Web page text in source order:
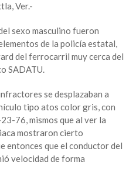
Ver.-
sexo masculino fueron
de la policía estatal,
del ferrocarril muy cerca del
SADATU.
se desplazaban a
tipo atos color gris, con
76, mismos que al ver la
mostraron cierto
entonces que el conductor del
velocidad de forma